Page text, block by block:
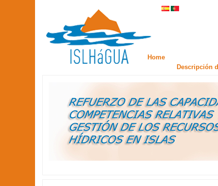
Home
Descripción